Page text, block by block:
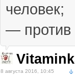
человек;
— против
8 августа 2016, 10:45